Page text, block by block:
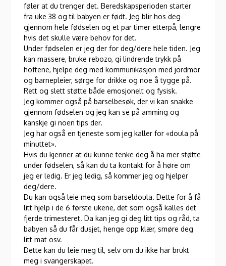
føler at du trenger det. Beredskapsperioden starter
fra uke 38 og til babyen er født. Jeg blir hos deg
gjennom hele fødselen og et par timer etterpå, lengre
hvis det skulle være behov for det.
Under fødselen er jeg der for deg/dere hele tiden. Jeg
kan massere, bruke rebozo, gi lindrende trykk på
hoftene, hjelpe deg med kommunikasjon med jordmor
og barnepleier, sørge for drikke og noe å tygge på.
Rett og slett støtte både emosjonelt og fysisk.
Jeg kommer også på barselbesøk, der vi kan snakke
gjennom fødselen og jeg kan se på amming og
kanskje gi noen tips der.
Jeg har også en tjeneste som jeg kaller for «doula på
minuttet».
Hvis du kjenner at du kunne tenke deg å ha mer støtte
under fødselen, så kan du ta kontakt for å høre om
jeg er ledig. Er jeg ledig, så kommer jeg og hjelper
deg/dere.
Du kan også leie meg som barseldoula. Dette for å få
litt hjelp i de 6 første ukene, det som også kalles det
fjerde trimesteret. Da kan jeg gi deg litt tips og råd, ta
babyen så du får dusjet, henge opp klær, smøre deg
litt mat osv.
Dette kan du leie meg til, selv om du ikke har brukt
meg i svangerskapet.